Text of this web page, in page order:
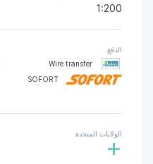
1:200
الدفع
Wire transfer
SOFORT
الولايات المتحدة
+